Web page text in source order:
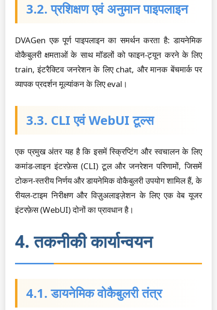
3.2. प्रशिक्षण एवं अनुमान पाइपलाइन
DVAGen एक पूर्ण पाइपलाइन का समर्थन करता है: डायनेमिक
वोकैबुलरी क्षमताओं के साथ मॉडलों को फाइन-ट्यून करने के लिए
train, इंटरैक्टिव जनरेशन के लिए chat, और मानक बेंचमार्क पर
व्यापक प्रदर्शन मूल्यांकन के लिएeval ।
3.3. CLI एवं WebUI टूल्स
एक प्रमुख अंतर यह है कि इसमें स्क्रिप्टिंग और स्वचालन के लिए
कमांड-लाइन इंटरफ़ेस (CLI) टूल और जनरेशन परिणामों, जिसमें
टोकन-स्तरीय निर्णय और डायनेमिक वोकैबुलरी उपयोग शामिल हैं, के
रीयल-टाइम निरीक्षण और विज़ुअलाइज़ेशन के लिए एक वेब यूजर
इंटरफ़ेस (WebUI) दोनों का प्रावधान है।
4. तकनीकी कार्यान्वयन
4.1. डायनेमिक वोकैबुलरी तंत्र